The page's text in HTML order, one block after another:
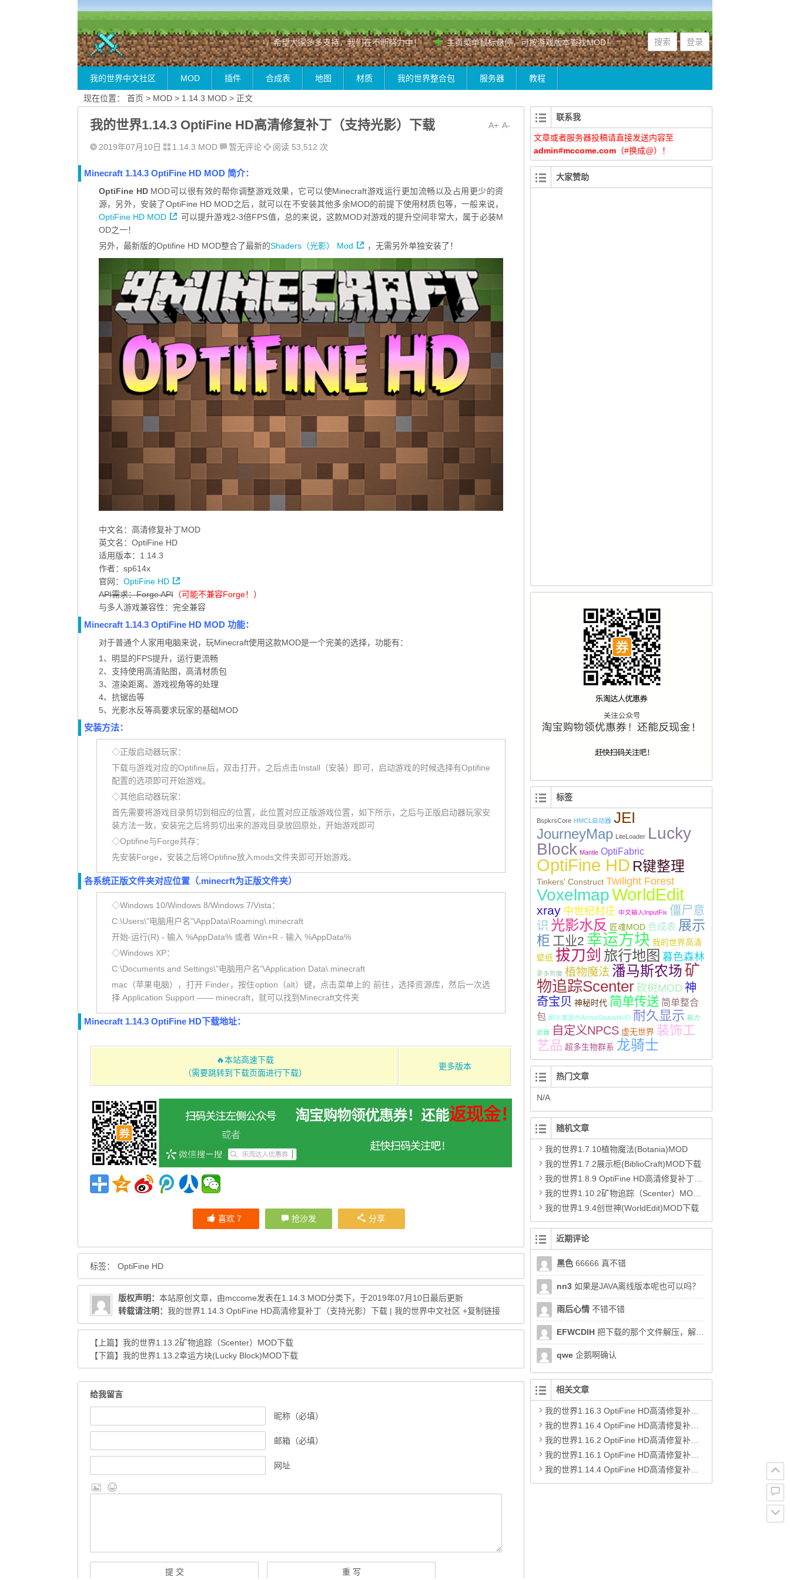
搜索 登录
单鼠标悬停，可按游戏版本查找MOD！ 小站正在不断建设中，希望大家多多支持，我们在不断努力中！ 主页菜单鼠标悬停，可按游戏版本查找MOD！ 小站正在不断建设中，希望大家多多支持，
我的世界中文社区 MOD 插件 合成表 地图 材质 我的世界整合包 服务器 教程
现在位置： 首页 > MOD > 1.14.3 MOD > 正文
A-
A+
我的世界1.14.3 OptiFine HD高清修复补丁（支持光影）下载
2019年07月10日 1.14.3 MOD 暂无评论 阅读 53,512 次
Minecraft 1.14.3 OptiFine HD MOD 简介：
OptiFine HDMOD可以很有效的帮你调整游戏效果，它可以使Minecraft游戏运行更加流畅以及占用更少的资
源，另外，安装了OptiFine HD MOD之后，就可以在不安装其他多余MOD的前提下使用材质包等，一般来说，
OptiFine HD MOD
可以提升游戏2-3倍FPS值，总的来说，这款MOD对游戏的提升空间非常大，属于必装M
OD之一！
另外，最新版的Optifine HD MOD整合了最新的Shaders（光影） Mod ，无需另外单独安装了！
中文名：高清修复补丁MOD
英文名：OptiFine HD
适用版本：1.14.3
作者：sp614x
官网： OptiFine HD
API需求：Forge API （可能不兼容Forge！）
与多人游戏兼容性：完全兼容
Minecraft 1.14.3 OptiFine HD MOD 功能：
对于普通个人家用电脑来说，玩Minecraft使用这款MOD是一个完美的选择，功能有：
1、明显的FPS提升，运行更流畅
2、支持使用高清贴图，高清材质包
3、渲染距离、游戏视角等的处理
4、抗锯齿等
5、光影水反等高要求玩家的基础MOD
安装方法：
◇正版启动器玩家：
下载与游戏对应的Optifine后，双击打开，之后点击Install（安装）即可，启动游戏的时候选择有Optifine
配置的选项即可开始游戏。
◇其他启动器玩家：
首先需要将游戏目录剪切到相应的位置，此位置对应正版游戏位置，如下所示，之后与正版启动器玩家安
装方法一致，安装完之后将剪切出来的游戏目录放回原处，开始游戏即可
◇Optifine与Forge共存：
先安装Forge，安装之后将Optifine放入mods文件夹即可开始游戏。
各系统正版文件夹对应位置（.minecrft为正版文件夹）
◇Windows 10/Windows 8/Windows 7/Vista：
C:\Users\"电脑用户名"\AppData\Roaming\.minecraft
开始-运行(R) - 输入 %AppData% 或者 Win+R - 输入 %AppData%
◇Windows XP：
C:\Documents and Settings\"电脑用户名"\Application Data\.minecraft
mac（苹果电脑），打开 Finder，按住option（alt）键，点击菜单上的 前往，选择资源库，然后一次选
择 Application Support —— minecraft，就可以找到Minecraft文件夹
Minecraft 1.14.3 OptiFine HD下载地址：
🔥本站高速下载
（需要跳转到下载页面进行下载）
更多版本
喜欢7 抢沙发 分享
标签： OptiFine HD
版权声明： 本站原创文章，由mccome发表在1.14.3 MOD分类下，于2019年07月10日最后更新
转载请注明： 我的世界1.14.3 OptiFine HD高清修复补丁（支持光影）下载 | 我的世界中文社区 +复制链接
【上篇】 我的世界1.13.2矿物追踪（Scenter）MOD下载
【下篇】 我的世界1.13.2幸运方块(Lucky Block)MOD下载
给我留言
昵称（必填）
邮箱（必填）
网址
联系我
文章或者服务器投稿请直接发送内容至
admin#mccome.com （#换成@）！
大家赞助
标签
BspkrsCore HMCL启动器 JEI
JourneyMap LiteLoader Lucky
Block Mantle OptiFabric
OptiFine HD R键整理
Tinkers' Construct Twilight Forest
VoxelmapWorldEdit
xray 中世纪村庄 中文输入InputFix 僵尸意
识 光影水反 匠魂MOD 合成表 展示
柜 工业2 幸运方块 我的世界高清
壁纸 拔刀剑 旅行地图 暮色森林
更多附魔 植物魔法 潘马斯农场 矿
物追踪Scenter 砍树MOD 神
奇宝贝 神秘时代 简单传送 简单整合
包 耐久度显示ArmorStatusHUD 耐久显示 能力
武器 自定义NPCS 虚无世界 装饰工
艺品 超多生物群系 龙骑士
热门文章
N/A
随机文章
我的世界1.7.10植物魔法(Botania)MOD
我的世界1.7.2展示柜(BiblioCraft)MOD下载
我的世界1.8.9 OptiFine HD高清修复补丁（整合光影水反）下载
我的世界1.10.2矿物追踪（Scenter）MOD下载
我的世界1.9.4创世神(WorldEdit)MOD下载
近期评论
黑色 66666 真不错
nn3 如果是JAVA离线版本呢也可以吗？
雨后心情 不错不错
EFWCDIH 把下载的那个文件解压，解压的时候会让你输密码
qwe 企鹅啊确认
相关文章
我的世界1.16.3 OptiFine HD高清修复补丁（支持光影）下载
我的世界1.16.4 OptiFine HD高清修复补丁（支持光影）下载
我的世界1.16.2 OptiFine HD高清修复补丁（支持光影）下载
我的世界1.16.1 OptiFine HD高清修复补丁（支持光影）下载
我的世界1.14.4 OptiFine HD高清修复补丁（支持光影）下载